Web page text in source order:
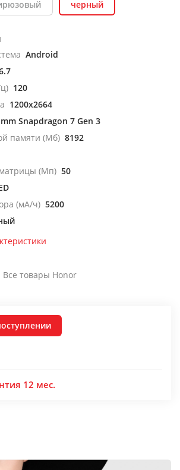
черный
Android
120
1200x2664
Snapdragon 7 Gen 3
памяти (Мб) 8192
матрицы (Мп) 50
(мА/ч) 5200
Все товары Honor
12 мес.